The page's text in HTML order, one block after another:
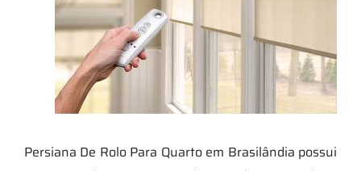
Persiana De Rolo Para Quarto em Brasilândia possui